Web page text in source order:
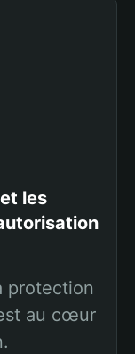
les
protection
au cœur